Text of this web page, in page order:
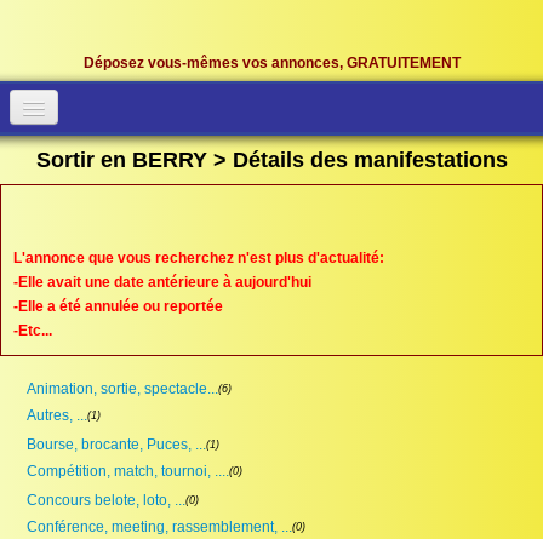
Déposez vous-mêmes vos annonces, GRATUITEMENT
Accueil
Sites à visiter
Recherche
Connection
Sortir en BERRY > Détails des manifestations
L'annonce que vous recherchez n'est plus d'actualité:
-Elle avait une date antérieure à aujourd'hui
-Elle a été annulée ou reportée
-Etc...
Animation, sortie, spectacle...(6)
Autres, ...(1)
Bourse, brocante, Puces, ...(1)
Compétition, match, tournoi, ....(0)
Concours belote, loto, ...(0)
Conférence, meeting, rassemblement, ...(0)